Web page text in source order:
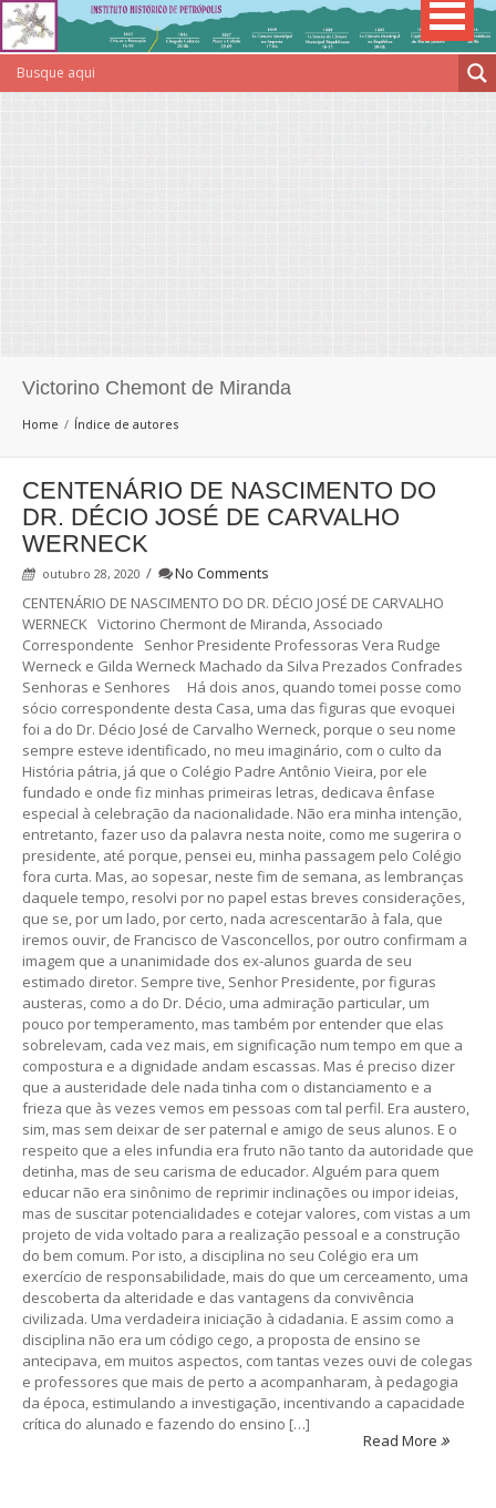
Victorino Chemont de Miranda
Home Índice de autores
CENTENÁRIO DE NASCIMENTO DO
DR. DÉCIO JOSÉ DE CARVALHO
WERNECK
outubro 28, 2020 /
No Comments
CENTENÁRIO DE NASCIMENTO DO DR. DÉCIO JOSÉ DE CARVALHO
WERNECK Victorino Chermont de Miranda, Associado
Correspondente Senhor Presidente Professoras Vera Rudge
Werneck e Gilda Werneck Machado da Silva Prezados Confrades
Senhoras e Senhores Há dois anos, quando tomei posse como
sócio correspondente desta Casa, uma das figuras que evoquei
foi a do Dr. Décio José de Carvalho Werneck, porque o seu nome
sempre esteve identificado, no meu imaginário, com o culto da
História pátria, já que o Colégio Padre Antônio Vieira, por ele
fundado e onde fiz minhas primeiras letras, dedicava ênfase
especial à celebração da nacionalidade. Não era minha intenção,
entretanto, fazer uso da palavra nesta noite, como me sugerira o
presidente, até porque, pensei eu, minha passagem pelo Colégio
fora curta. Mas, ao sopesar, neste fim de semana, as lembranças
daquele tempo, resolvi por no papel estas breves considerações,
que se, por um lado, por certo, nada acrescentarão à fala, que
iremos ouvir, de Francisco de Vasconcellos, por outro confirmam a
imagem que a unanimidade dos ex-alunos guarda de seu
estimado diretor. Sempre tive, Senhor Presidente, por figuras
austeras, como a do Dr. Décio, uma admiração particular, um
pouco por temperamento, mas também por entender que elas
sobrelevam, cada vez mais, em significação num tempo em que a
compostura e a dignidade andam escassas. Mas é preciso dizer
que a austeridade dele nada tinha com o distanciamento e a
frieza que às vezes vemos em pessoas com tal perfil. Era austero,
sim, mas sem deixar de ser paternal e amigo de seus alunos. E o
respeito que a eles infundia era fruto não tanto da autoridade que
detinha, mas de seu carisma de educador. Alguém para quem
educar não era sinônimo de reprimir inclinações ou impor ideias,
mas de suscitar potencialidades e cotejar valores, com vistas a um
projeto de vida voltado para a realização pessoal e a construção
do bem comum. Por isto, a disciplina no seu Colégio era um
exercício de responsabilidade, mais do que um cerceamento, uma
descoberta da alteridade e das vantagens da convivência
civilizada. Uma verdadeira iniciação à cidadania. E assim como a
disciplina não era um código cego, a proposta de ensino se
antecipava, em muitos aspectos, com tantas vezes ouvi de colegas
e professores que mais de perto a acompanharam, à pedagogia
da época, estimulando a investigação, incentivando a capacidade
crítica do alunado e fazendo do ensino […]
Read More